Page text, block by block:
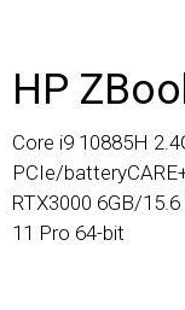
HP
Core i9 10885H
PCIe/
RTX3000 6GB/
11 Pro 64-bit